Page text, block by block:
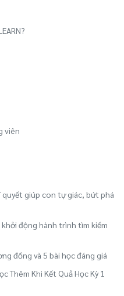
cận chương trình
cách dễ dàng nhất.
lực con người, hướng
và thịnh vượng
viên
quyết giúp con tự giác, bứt phá
khởi động hành trình tìm kiếm
đồng và 5 bài học đáng giá
Thêm Khi Kết Quả Học Kỳ 1